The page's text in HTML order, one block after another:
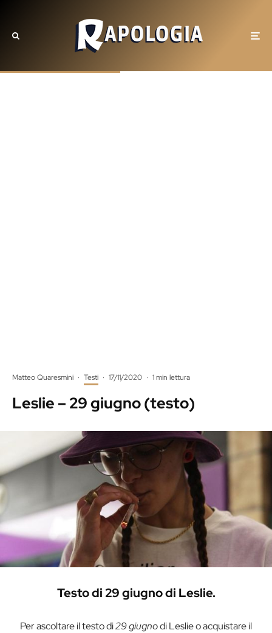
Matteo Quaresmini · Testi · 17/11/2020 · 1 min lettura
Leslie – 29 giugno (testo)
Testo di 29 giugno di Leslie.
Per ascoltare il testo di29 giugnodi Leslie o acquistare il